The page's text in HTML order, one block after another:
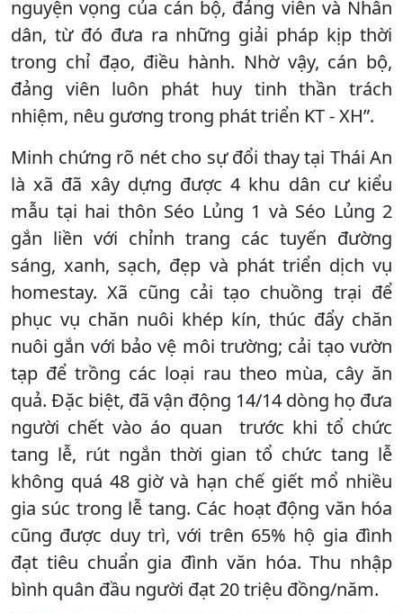
nguyện vọng của cán bộ, đảng viên và Nhân
dân, từ đó đưa ra những giải pháp kịp thời
trong chỉ đạo, điều hành. Nhờ vậy, cán bộ,
đảng viên luôn phát huy tinh thần trách
nhiệm, nêu gương trong phát triển KT - XH”.
Minh chứng rõ nét cho sự đổi thay tại Thái An
là xã đã xây dựng được 4 khu dân cư kiểu
mẫu tại hai thôn Séo Lủng 1 và Séo Lủng 2
gắn liền với chỉnh trang các tuyến đường
sáng, xanh, sạch, đẹp và phát triển dịch vụ
homestay. Xã cũng cải tạo chuồng trại để
phục vụ chăn nuôi khép kín, thúc đẩy chăn
nuôi gắn với bảo vệ môi trường; cải tạo vườn
tạp để trồng các loại rau theo mùa, cây ăn
quả. Đặc biệt, đã vận động 14/14 dòng họ đưa
người chết vào áo quan trước khi tổ chức
tang lễ, rút ngắn thời gian tổ chức tang lễ
không quá 48 giờ và hạn chế giết mổ nhiều
gia súc trong lễ tang. Các hoạt động văn hóa
cũng được duy trì, với trên 65% hộ gia đình
đạt tiêu chuẩn gia đình văn hóa. Thu nhập
bình quân đầu người đạt 20 triệu đồng/năm.